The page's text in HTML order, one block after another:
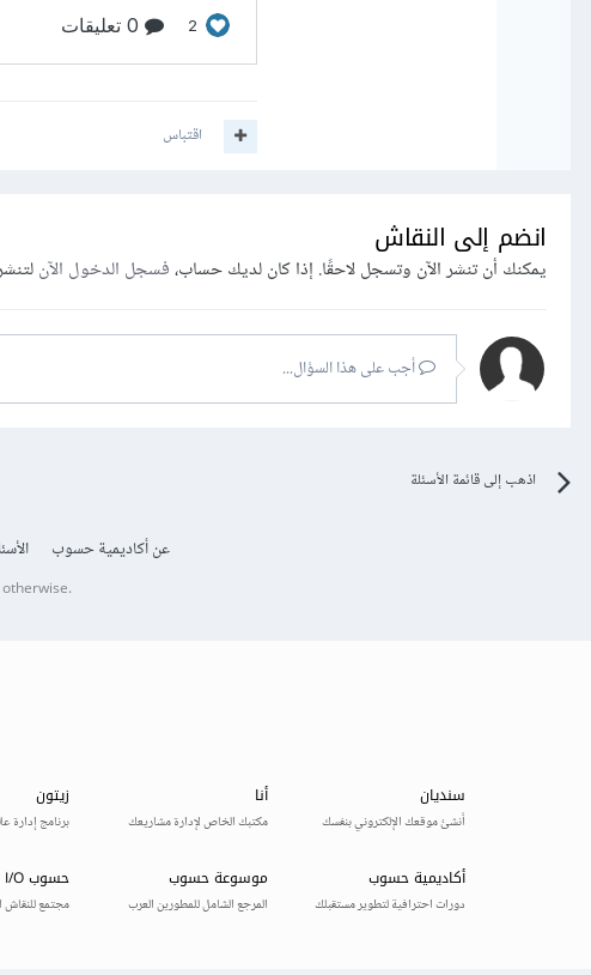
اقتباس
انضم إلى النقاش
يمكنك أن تنشر الآن وتسجل لاحقًا. إذا كان لديك حساب،فسجل الدخول الآن
أجب على هذا السؤال...
اذهب إلى قائمة الأسئلة
عن أكاديمية حسوب